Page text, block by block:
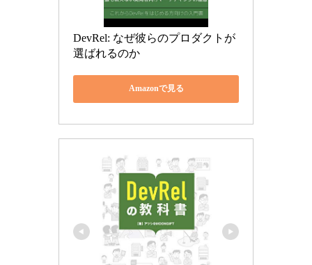
DevRel: なぜ彼らのプロダクトが
選ばれるのか
Amazonで見る